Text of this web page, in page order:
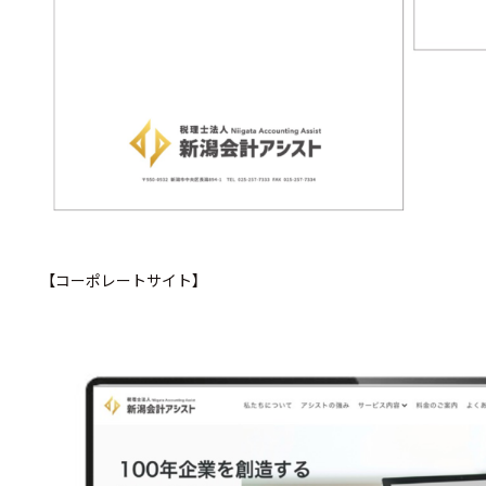
【コーポレートサイト】